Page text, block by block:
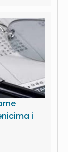
i